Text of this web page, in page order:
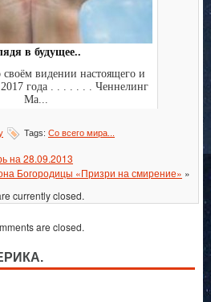
в будущее..
видении настоящего и
года . . . . . . . Ченнелинг
Ма...
Tags: Со всего мира...
на 28.09.2013
Богородицы «Призри на смирение» »
currently closed.
are closed.